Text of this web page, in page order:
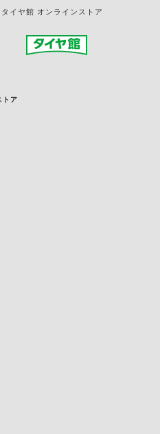
イヤ館 オンラインストア
トア